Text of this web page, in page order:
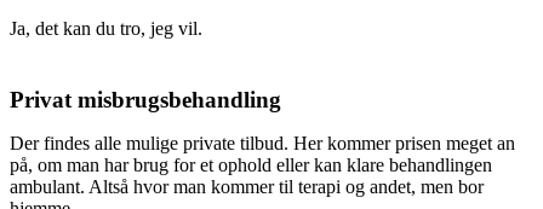
Ja, det kan du tro, jeg vil.
Privat misbrugsbehandling
Der findes alle mulige private tilbud. Her kommer prisen meget an
på, om man har brug for et ophold eller kan klare behandlingen
ambulant. Altså hvor man kommer til terapi og andet, men bor